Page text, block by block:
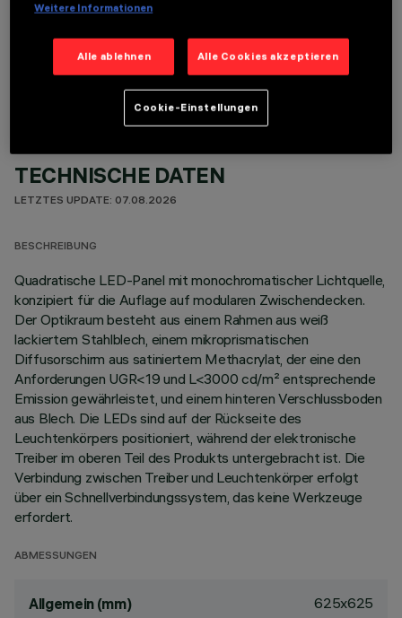
OPTIONALE KOMPONENTEN
TECHNISCHE DATEN
LETZTES UPDATE: 07.08.2026
BESCHREIBUNG
Quadratische LED-Panel mit monochromatischer Lichtquelle,
konzipiert für die Auflage auf modularen Zwischendecken.
Der Optikraum besteht aus einem Rahmen aus weiß
lackiertem Stahlblech, einem mikroprismatischen
Diffusorschirm aus satiniertem Methacrylat, der eine den
Anforderungen UGR<19 und L<3000 cd/m² entsprechende
Emission gewährleistet, und einem hinteren Verschlussboden
aus Blech. Die LEDs sind auf der Rückseite des
Leuchtenkörpers positioniert, während der elektronische
Treiber im oberen Teil des Produkts untergebracht ist. Die
Verbindung zwischen Treiber und Leuchtenkörper erfolgt
über ein Schnellverbindungssystem, das keine Werkzeuge
erfordert.
ABMESSUNGEN
Allgemein (mm) 625x625
Weitere Informationen
Alle ablehnen Alle Cookies akzeptieren
Cookie-Einstellungen